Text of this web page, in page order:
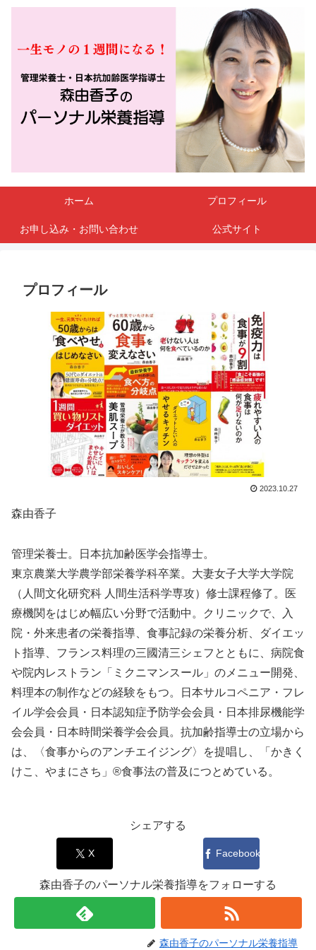
ホーム プロフィール
お申し込み・お問い合わせ 公式サイト
プロフィール
2023.10.27
森由香子
管理栄養士。日本抗加齢医学会指導士。
東京農業大学農学部栄養学科卒業。大妻女子大学大学院
（人間文化研究科 人間生活科学専攻）修士課程修了。医
療機関をはじめ幅広い分野で活動中。クリニックで、入
院・外来患者の栄養指導、食事記録の栄養分析、ダイエッ
ト指導、フランス料理の三國清三シェフとともに、病院食
や院内レストラン「ミクニマンスール」のメニュー開発、
料理本の制作などの経験をもつ。日本サルコペニア・フレ
イル学会会員・日本認知症予防学会会員・日本排尿機能学
会会員・日本時間栄養学会会員。抗加齢指導士の立場から
は、〈食事からのアンチエイジング〉を提唱し、「かきく
けこ、やまにさち」®食事法の普及につとめている。
シェアする
X Facebook
森由香子のパーソナル栄養指導をフォローする
森由香子のパーソナル栄養指導